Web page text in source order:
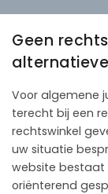
Geen
Voor algemene
terecht bij een
rechtswinkel
uw situatie
website bestaat
oriënterend